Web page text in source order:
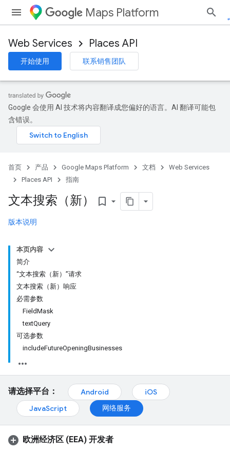
Maps Platform
Web Services Places API
开始使用 联系销售团队
Google 会使用 AI 技术将内容翻译成您偏好的语言。AI 翻译可能包
含错误。
首页 产品 Google Maps Platform 文档
Web Services
Places API
指南
文本搜索（新） bookmark_border
版本说明
本页内容
简介
“文本搜索（新）”请求
文本搜索（新）响应
必需参数
FieldMask
textQuery
可选参数
includeFutureOpeningBusinesses
请选择平台： Android
iOS
JavaScript
网络服务
欧洲经济区 (EEA) 开发者